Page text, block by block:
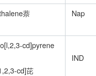
萘 Nap
cd]pyrene
cd]芘
IND